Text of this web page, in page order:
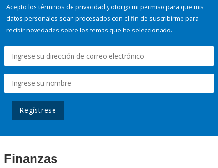
Acepto los términos de privacidad y otorgo mi permiso para que mis
datos personales sean procesados con el fin de suscribirme para
recibir novedades sobre los temas que he seleccionado.
Regístrese
Finanzas